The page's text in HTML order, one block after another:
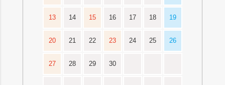
13 14 15 16 17 18 19
20 21 22 23 24 25 26
27 28 29 30